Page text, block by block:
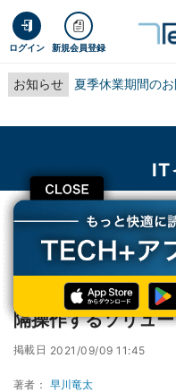
ログイン 新規会員登録
お知らせ 夏季休業期間の
IT
TECH+ 企業IT
ITインフラ
VR空間と実空間をつなぎ複数の
VR空間と実空間
隔操作するソリュ
掲載日 2021/09/09 11:45
著者： 早川竜太